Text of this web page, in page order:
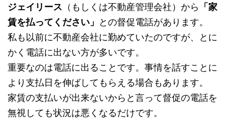
ジェイリース （もしくは不動産管理会社）から 「家
賃を払ってください」
との督促電話があります。
私も以前に不動産会社に勤めていたのですが、とに
かく電話に出ない方が多いです。
重要なのは電話に出ることです。事情を話すことに
より支払日を伸ばしてもらえる場合もあります。
家賃の支払いが出来ないからと言って督促の電話を
無視しても状況は悪くなるだけです。